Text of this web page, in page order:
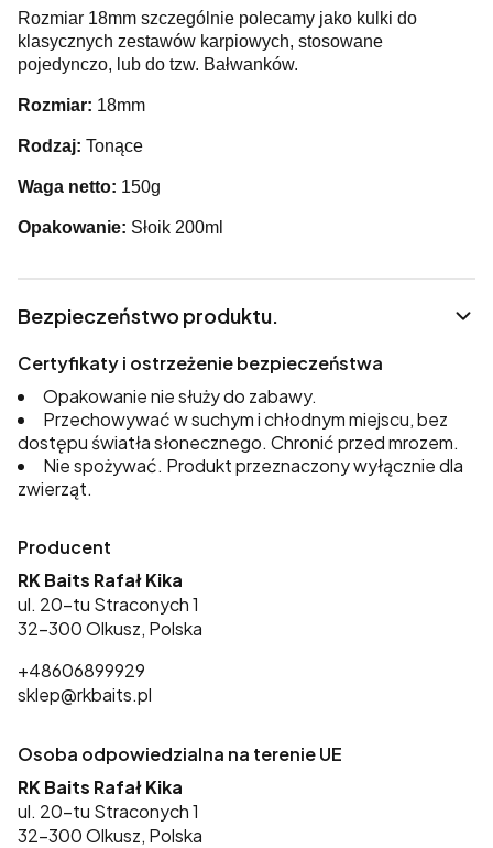
Rozmiar 18mm szczególnie polecamy jako kulki do
klasycznych zestawów karpiowych, stosowane
pojedynczo, lub do tzw. Bałwanków.
Rozmiar: 18mm
Rodzaj: Tonące
Waga netto: 150g
Opakowanie: Słoik 200ml
Bezpieczeństwo produktu.
Certyfikaty i ostrzeżenie bezpieczeństwa
Opakowanie nie służy do zabawy.
Przechowywać w suchym i chłodnym miejscu, bez
dostępu światła słonecznego. Chronić przed mrozem.
Nie spożywać. Produkt przeznaczony wyłącznie dla
zwierząt.
Producent
RK Baits Rafał Kika
ul. 20-tu Straconych 1
32-300 Olkusz, Polska
+48606899929
sklep@rkbaits.pl
Osoba odpowiedzialna na terenie UE
RK Baits Rafał Kika
ul. 20-tu Straconych 1
32-300 Olkusz, Polska